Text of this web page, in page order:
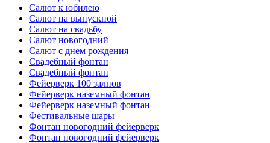
Салют к юбилею
Салют на выпускной
Салют на свадьбу
Салют новогодний
Салют с днем рождения
Свадебный фонтан
Свадебный фонтан
Фейерверк 100 залпов
Фейерверк наземный фонтан
Фейерверк наземный фонтан
Фестивальные шары
Фонтан новогодний фейерверк
Фонтан новогодний фейерверк